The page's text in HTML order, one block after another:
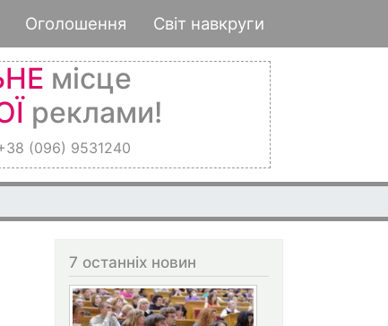
Оголошення Світ навкруги
місце
реклами!
(096) 9531240
7 останніх новин